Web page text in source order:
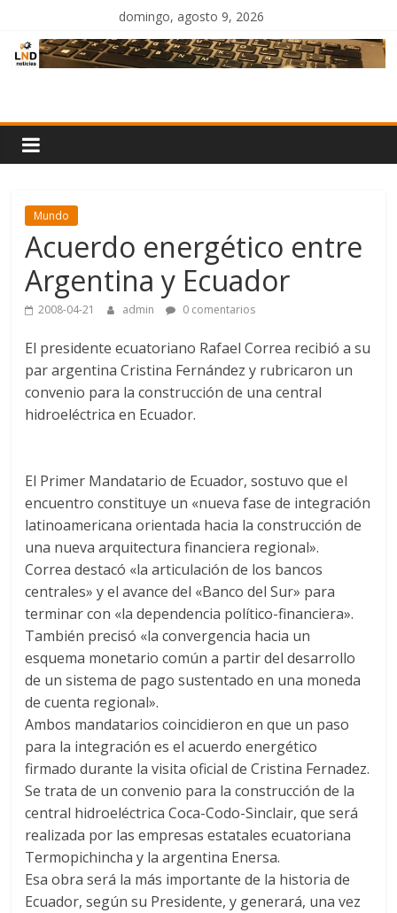
contenido
domingo, agosto 9, 2026
Noticias
Mundo
Acuerdo energético entre
Argentina y Ecuador
2008-04-21 admin 0 comentarios
El presidente ecuatoriano Rafael Correa recibió a su
par argentina Cristina Fernández y rubricaron un
convenio para la construcción de una central
hidroeléctrica en Ecuador.
El Primer Mandatario de Ecuador, sostuvo que el
encuentro constituye un «nueva fase de integración
latinoamericana orientada hacia la construcción de
una nueva arquitectura financiera regional».
Correa destacó «la articulación de los bancos
centrales» y el avance del «Banco del Sur» para
terminar con «la dependencia político-financiera».
También precisó «la convergencia hacia un
esquema monetario común a partir del desarrollo
de un sistema de pago sustentado en una moneda
de cuenta regional».
Ambos mandatarios coincidieron en que un paso
para la integración es el acuerdo energético
firmado durante la visita oficial de Cristina Fernadez.
Se trata de un convenio para la construcción de la
central hidroeléctrica Coca-Codo-Sinclair, que será
realizada por las empresas estatales ecuatoriana
Termopichincha y la argentina Enersa.
Esa obra será la más importante de la historia de
Ecuador, según su Presidente, y generará, una vez